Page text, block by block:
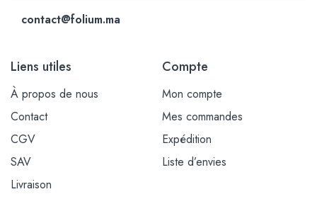
contact@folium.ma
Liens utiles
À propos de nous
Contact
CGV
SAV
Livraison
Compte
Mon compte
Mes commandes
Expédition
Liste d’envies